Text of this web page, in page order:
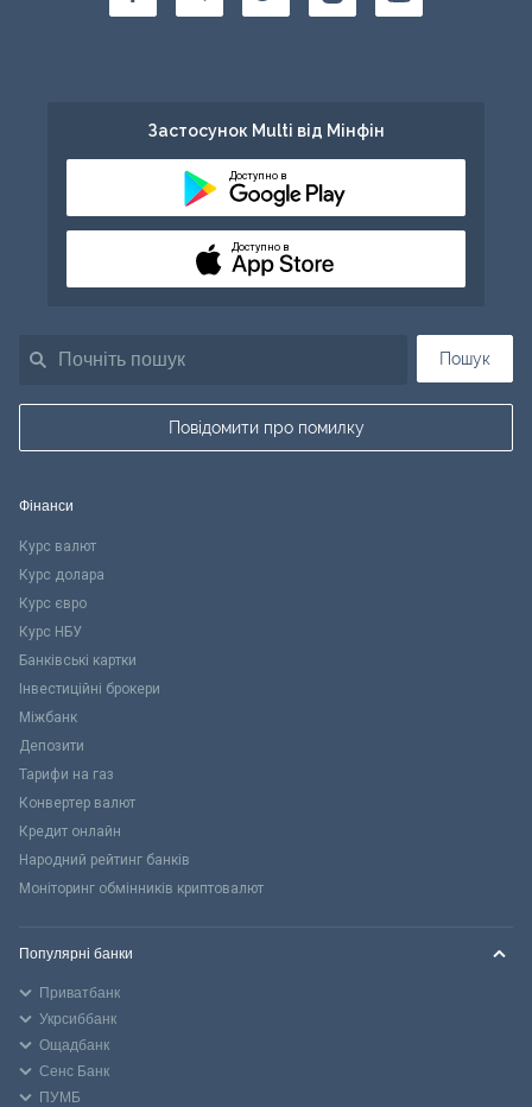
Пошук
Повідомити про помилку
Застосунок Multi від Мінфін
Доступно в
Доступно в
Фінанси
Курс валют
Курс долара
Курс євро
Курс НБУ
Банківські картки
Інвестиційні брокери
Міжбанк
Депозити
Тарифи на газ
Конвертер валют
Кредит онлайн
Народний рейтинг банків
Моніторинг обмінників криптовалют
Популярні банки
Приватбанк
Укрсиббанк
Ощадбанк
Сенс Банк
ПУМБ